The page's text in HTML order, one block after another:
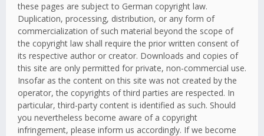
these pages are subject to German copyright law.
Duplication, processing, distribution, or any form of
commercialization of such material beyond the scope of
the copyright law shall require the prior written consent of
its respective author or creator. Downloads and copies of
this site are only permitted for private, non-commercial use.
Insofar as the content on this site was not created by the
operator, the copyrights of third parties are respected. In
particular, third-party content is identified as such. Should
you nevertheless become aware of a copyright
infringement, please inform us accordingly. If we become